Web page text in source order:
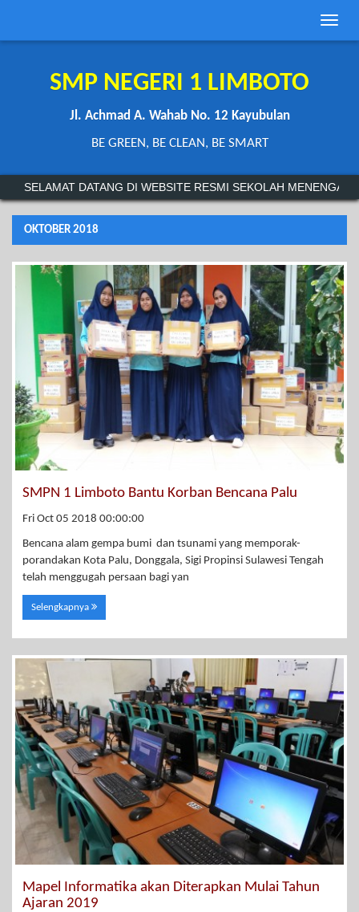
Toggle
SMP NEGERI 1 LIMBOTO
Jl. Achmad A. Wahab No. 12 Kayubulan
BE GREEN, BE CLEAN, BE SMART
SELAMAT DATANG DI WEBSITE RESMI SEKOLAH MENENGAH
OKTOBER 2018
SMPN 1 Limboto Bantu Korban Bencana Palu
Fri Oct 05 2018 00:00:00
Bencana alam gempa bumi dan tsunami yang memporak-
porandakan Kota Palu, Donggala, Sigi Propinsi Sulawesi Tengah
telah menggugah persaan bagi yan
Selengkapnya
Mapel Informatika akan Diterapkan Mulai Tahun
Ajaran 2019